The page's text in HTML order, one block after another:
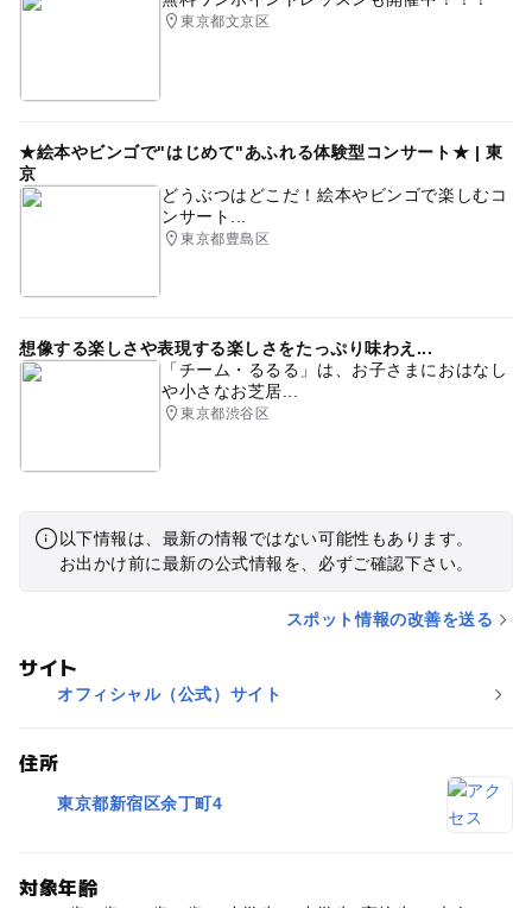
東京都文京区
★絵本やビンゴで"はじめて"あふれる体験型コンサート★ | 東
京
どうぶつはどこだ！絵本やビンゴで楽しむコ
ンサート...
東京都豊島区
想像する楽しさや表現する楽しさをたっぷり味わえ...
「チーム・るるる」は、お子さまにおはなし
や小さなお芝居...
東京都渋谷区
以下情報は、最新の情報ではない可能性もあります。
お出かけ前に最新の公式情報を、必ずご確認下さい。
スポット情報の改善を送る
サイト
オフィシャル（公式）サイト
住所
東京都新宿区余丁町4
対象年齢